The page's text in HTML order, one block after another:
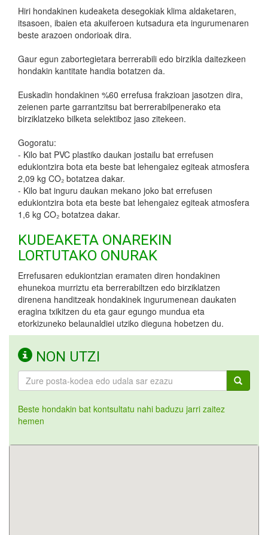
Hiri hondakinen kudeaketa desegokiak klima aldaketaren,
itsasoen, ibaien eta akuiferoen kutsadura eta ingurumenaren
beste arazoen ondorioak dira.
Gaur egun zabortegietara berrerabili edo birzikla daitezkeen
hondakin kantitate handia botatzen da.
Euskadin hondakinen %60 errefusa frakzioan jasotzen dira,
zeienen parte garrantzitsu bat berrerabilpenerako eta
birziklatzeko bilketa selektiboz jaso zitekeen.
Gogoratu:
- Kilo bat PVC plastiko daukan jostailu bat errefusen
edukiontzira bota eta beste bat lehengaiez egiteak atmosfera
2,09 kg CO₂ botatzea dakar.
- Kilo bat inguru daukan mekano joko bat errefusen
edukiontzira bota eta beste bat lehengaiez egiteak atmosfera
1,6 kg CO₂ botatzea dakar.
KUDEAKETA ONAREKIN
LORTUTAKO ONURAK
Errefusaren edukiontzian eramaten diren hondakinen
ehunekoa murriztu eta berrerabiltzen edo birziklatzen
direnena handitzeak hondakinek ingurumenean daukaten
eragina txikitzen du eta gaur egungo mundua eta
etorkizuneko belaunaldiei utziko dieguna hobetzen du.
NON UTZI
Beste hondakin bat kontsultatu nahi baduzu jarri zaitez
hemen